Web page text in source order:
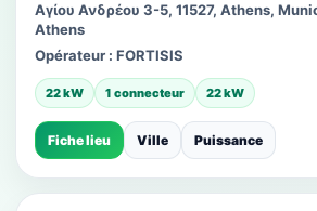
Αγίου Ανδρέου 3-5, 11527, Athens,
Athens
Opérateur : FORTISIS
22 kW 1 connecteur 22 kW
Fiche lieu Ville Puissance